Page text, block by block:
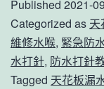
Published 2021-
Categorized as 天
維修水喉, 緊急防
水打針, 防水打針
Tagged 天花板漏